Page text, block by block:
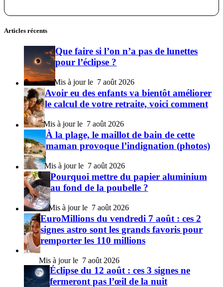
Articles récents
Que faire si l’on n’a pas de lunettes
pour l’éclipse ?
7 août 2026
Avoir eu des enfants va bientôt améliorer
le calcul de votre retraite, voici comment
7 août 2026
À la plage, le maillot de bain de cette
maman provoque l’indignation (photos)
7 août 2026
Pourquoi mettre du papier aluminium
au fond de la poubelle ?
7 août 2026
EuroMillions du vendredi 7 août : ces 2
signes astro sont les grands favoris pour
remporter les 110 millions
7 août 2026
Éclipse du 12 août : ces 3 signes ne
fermeront pas l’œil de la nuit